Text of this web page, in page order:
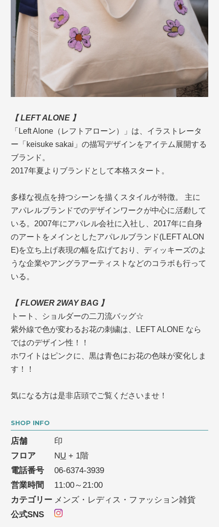
【 LEFT ALONE 】
「Left Alone（レフトアローン）」は、イラストレータ
ー「keisuke sakai」の描写デザインをアイテム展開する
ブランド。
2017年夏よりブランドとして本格スタート。
多様な視点を持つシーンを描くスタイルが特徴。 主に
アパレルブランドでのデザインワークが中心に 活動して
いる。2007年にアパレル会社に入社し、2017年に自身
のアートをメインとしたアパレルブランド(LEFT ALON
E)を立ち上げ表現の幅を広げており、ディッキーズのよ
うな企業やアングラアーティストなどのコラボも行って
いる。
【 FLOWER 2WAY BAG 】
トート、ショルダーの二刀流バッグ☆
紫外線で色が変わるお花の刺繍は、LEFT ALONE なら
ではのデザイン性！！
ホワイトはピンクに、黒は青色にお花の色味が変化しま
す！！
気になる方は是非店頭でご覧くださいませ！
SHOP INFO
店舗
印
フロア
NU + 1階
電話番号
06-6374-3939
営業時間
11:00～21:00
カテゴリー メンズ・レディス・ファッション雑貨
公式SNS